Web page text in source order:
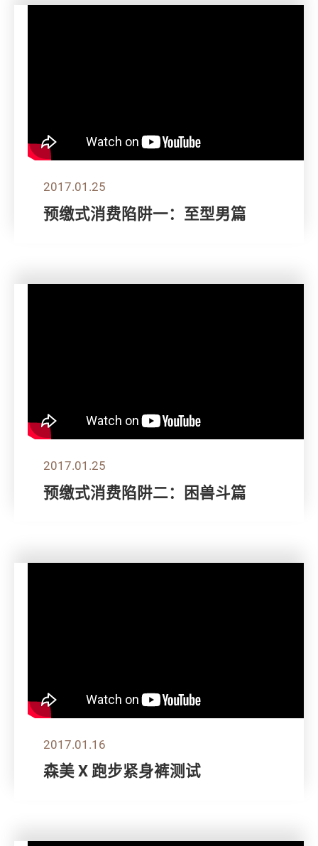
2017.01.25
预缴式消费陷阱一：至型男篇
2017.01.25
预缴式消费陷阱二：困兽斗篇
2017.01.16
森美 X 跑步紧身裤测试